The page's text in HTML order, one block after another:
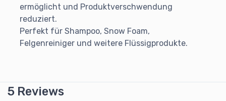
ermöglicht und Produktverschwendung
reduziert. ​
Perfekt für Shampoo, Snow Foam,
Felgenreiniger und weitere Flüssigprodukte.
5 Reviews